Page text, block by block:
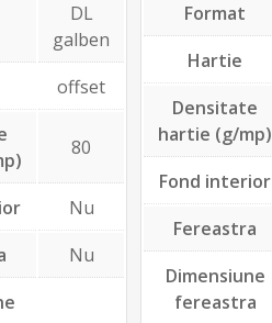
DL
galben
offset
80
Nu
Nu
Format
Hartie
Densitate
hartie (g/mp)
Fond interior
Fereastra
Dimensiune
fereastra